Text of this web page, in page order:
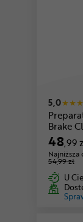
5,0
Brake
48,99
Najniższa
54,99 zł
U